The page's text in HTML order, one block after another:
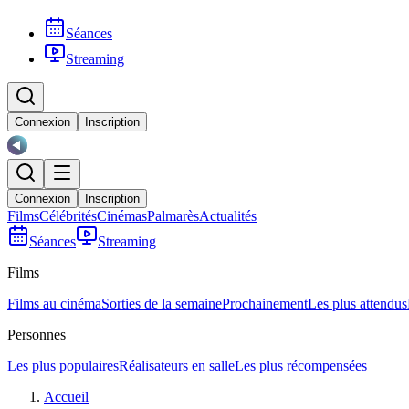
Séances
Streaming
Connexion Inscription
Connexion Inscription
FilmsCélébritésCinémasPalmarèsActualités
Séances
Streaming
Films
Films au cinémaSorties de la semaineProchainementLes plus attendus
Personnes
Les plus populairesRéalisateurs en salleLes plus récompensées
Accueil